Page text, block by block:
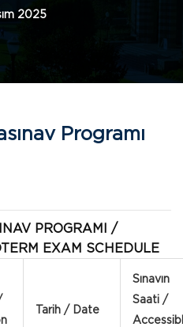
2025
Programı
PROGRAMI /
EXAM SCHEDULE
Tarih / Date
Sınavın
Saati /